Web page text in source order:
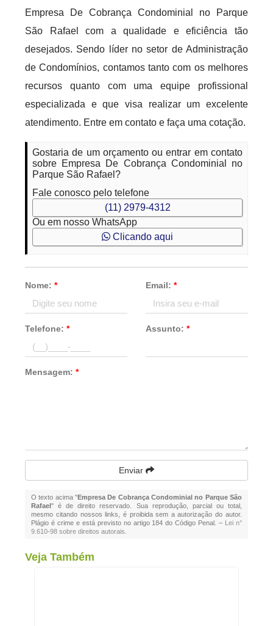
Empresa De Cobrança Condominial no Parque
São Rafael com a qualidade e eficiência tão
desejados. Sendo líder no setor de Administração
de Condomínios, contamos tanto com os melhores
recursos quanto com uma equipe profissional
especializada e que visa realizar um excelente
atendimento. Entre em contato e faça uma cotação.
Gostaria de um orçamento ou entrar em contato
sobre Empresa De Cobrança Condominial no
Parque São Rafael?
Fale conosco pelo telefone
(11) 2979-4312
Ou em nosso WhatsApp
Clicando aqui
Nome:* Email: *
Telefone:* Assunto: *
Mensagem:*
Enviar
O texto acima "Empresa De Cobrança Condominial no Parque São
Rafael" é de direito reservado. Sua reprodução, parcial ou total,
mesmo citando nossos links, é proibida sem a autorização do autor.
Plágio é crime e está previsto no artigo 184 do Código Penal. – Lei n°
9.610-98 sobre direitos autorais
Veja Também